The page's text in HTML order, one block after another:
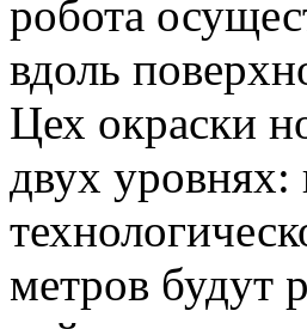
робота
вдоль
Цех окраски
двух уровнях:
метров будут